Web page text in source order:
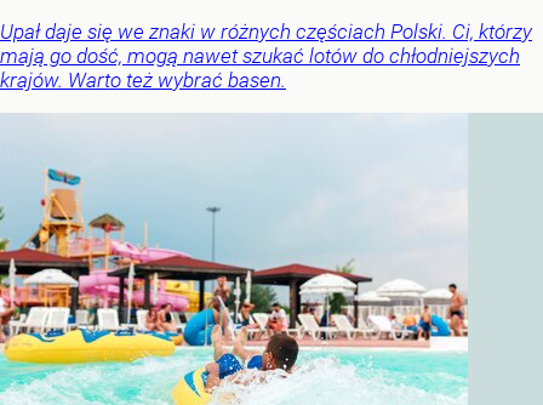
Upał daje się we znaki w różnych częściach Polski. Ci, którzy
mają go dość, mogą nawet szukać lotów do chłodniejszych
krajów. Warto też wybrać basen.